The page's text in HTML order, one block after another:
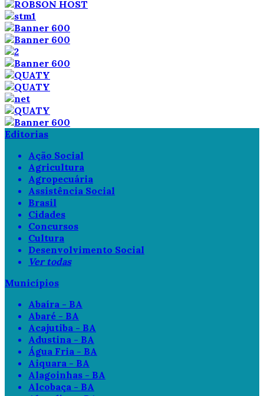
Editorias
Ação Social
Agricultura
Agropecuária
Assistência Social
Brasil
Cidades
Concursos
Cultura
Desenvolvimento Social
Ver todas
Municípios
Abaíra - BA
Abaré - BA
Acajutiba - BA
Adustina - BA
Água Fria - BA
Aiquara - BA
Alagoinhas - BA
Alcobaça - BA